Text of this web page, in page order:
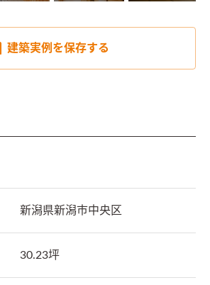
建築実例を保存する
新潟県新潟市中央区
30.23坪